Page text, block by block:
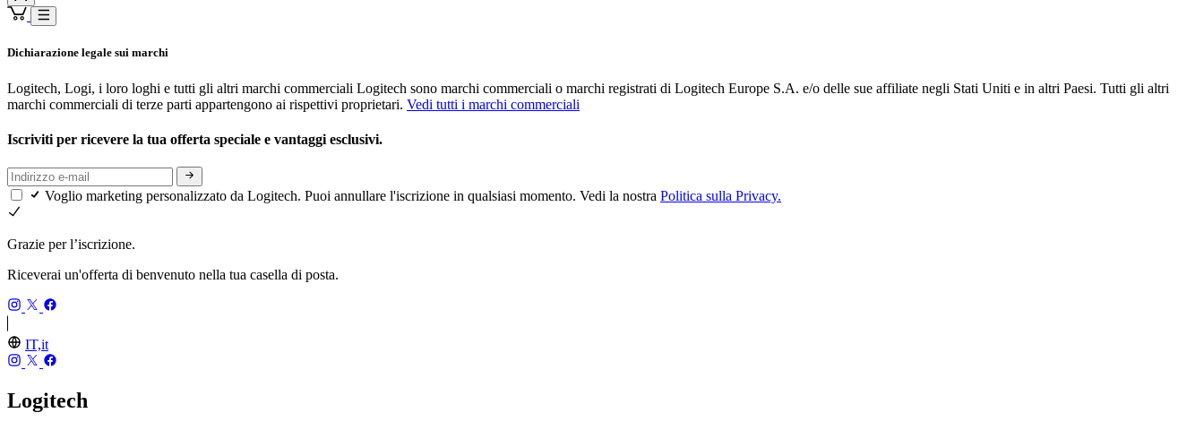
Dichiarazione legale sui marchi
Logitech, Logi, i loro loghi e tutti gli altri marchi commerciali Logitech sono marchi commerciali o marchi registrati di Logitech Europe S.A. e/o delle sue affiliate negli Stati Uniti e in altri Paesi. Tutti gli altri
marchi commerciali di terze parti appartengono ai rispettivi proprietari. Vedi tutti i marchi commerciali
Iscriviti per ricevere la tua offerta speciale e vantaggi esclusivi.
Voglio marketing personalizzato da Logitech. Puoi annullare l'iscrizione in qualsiasi momento. Vedi la nostra Politica sulla Privacy.
Grazie per l’iscrizione.
Riceverai un'offerta di benvenuto nella tua casella di posta.
IT,it
Logitech